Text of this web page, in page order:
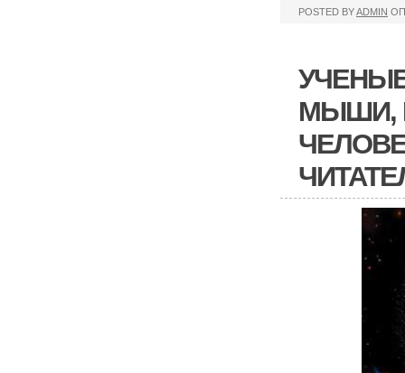
POSTED BYADMIN
МЫШИ,